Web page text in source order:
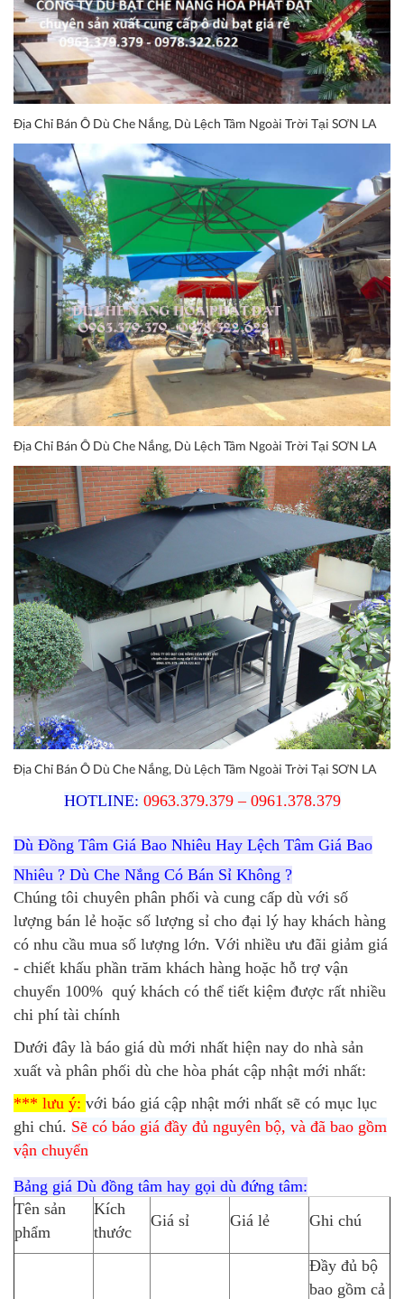
Địa Chỉ Bán Ô Dù Che Nắng, Dù Lệch Tâm Ngoài Trời Tại SƠN LA
Địa Chỉ Bán Ô Dù Che Nắng, Dù Lệch Tâm Ngoài Trời Tại SƠN LA
Địa Chỉ Bán Ô Dù Che Nắng, Dù Lệch Tâm Ngoài Trời Tại SƠN LA
HOTLINE: 0963.379.379– 0961.378.379
Dù Đồng Tâm Giá Bao Nhiêu Hay Lệch Tâm Giá Bao
Nhiêu ? Dù Che Nắng Có Bán Sỉ Không ?
Chúng tôi chuyên phân phối và cung cấp dù với số
lượng bán lẻ hoặc số lượng sỉ cho đại lý hay khách hàng
có nhu cầu mua số lượng lớn. Với nhiều ưu đãi giảm giá
- chiết khấu phần trăm khách hàng hoặc hỗ trợ vận
chuyển 100% quý khách có thể tiết kiệm được rất nhiều
chi phí tài chính
Dưới đây là báo giá dù mới nhất hiện nay do nhà sản
xuất và phân phối dù che hòa phát cập nhật mới nhất:
*** lưu ý: với báo giá cập nhật mới nhất sẽ có mục lục
ghi chú. Sẽ có báo giá đầy đủ nguyên bộ, và đã bao gồm
vận chuyển
Bảng giá Dù đồng tâm hay gọi dù đứng tâm:
Tên sản
phẩm
Kích
thước
Giá sỉ Giá lẻ Ghi chú
Đầy đủ bộ
bao gồm cả